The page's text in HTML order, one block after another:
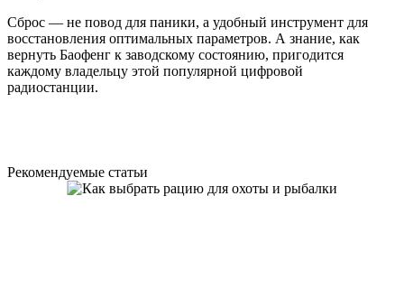
Сброс — не повод для паники, а удобный инструмент для
восстановления оптимальных параметров. А знание, как
вернуть Баофенг к заводскому состоянию, пригодится
каждому владельцу этой популярной цифровой
радиостанции.
Рекомендуемые статьи